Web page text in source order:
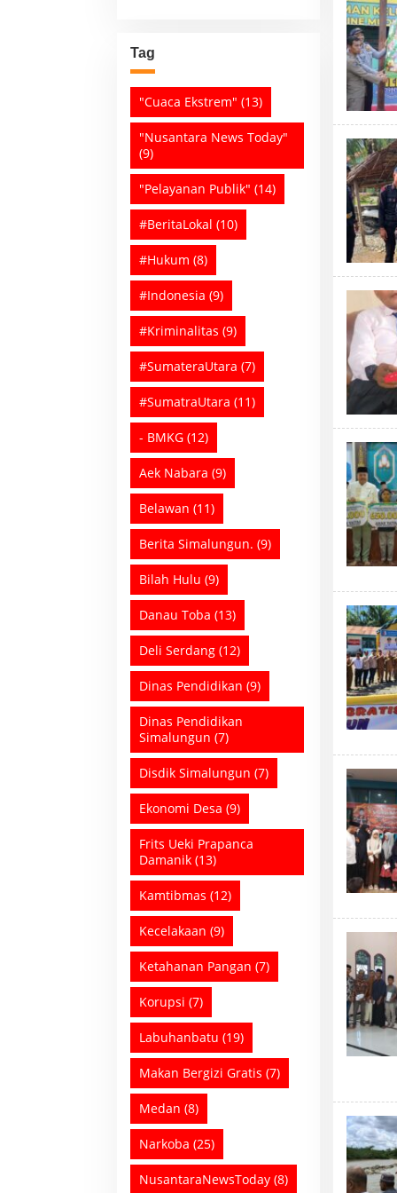
Tag
"Cuaca Ekstrem" (13)
"Nusantara News Today"
(9)
"Pelayanan Publik" (14)
#BeritaLokal (10)
#Hukum (8)
#Indonesia (9)
#Kriminalitas (9)
#SumateraUtara (7)
#SumatraUtara (11)
- BMKG (12)
Aek Nabara (9)
Belawan (11)
Berita Simalungun. (9)
Bilah Hulu (9)
Danau Toba (13)
Deli Serdang (12)
Dinas Pendidikan (9)
Dinas Pendidikan
Simalungun (7)
Disdik Simalungun (7)
Ekonomi Desa (9)
Frits Ueki Prapanca
Damanik (13)
Kamtibmas (12)
Kecelakaan (9)
Ketahanan Pangan (7)
Korupsi (7)
Labuhanbatu (19)
Makan Bergizi Gratis (7)
Medan (8)
Narkoba (25)
NusantaraNewsToday (8)